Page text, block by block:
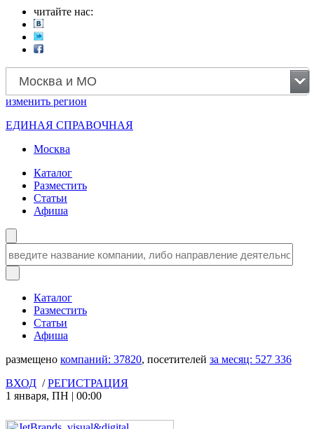
читайте нас:
Москва и МО
изменить регион
ЕДИНАЯ СПРАВОЧНАЯ
Москва
Каталог
Разместить
Статьи
Афиша
Каталог
Разместить
Статьи
Афиша
размещено компаний: 37820, посетителей за месяц: 527 336
ВХОД /РЕГИСТРАЦИЯ
1 января, ПН | 00:00